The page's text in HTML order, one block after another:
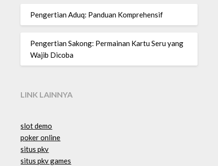
Pengertian Aduq: Panduan Komprehensif
Pengertian Sakong: Permainan Kartu Seru yang
Wajib Dicoba
LINK LAINNYA
slot demo
poker online
situs pkv
situs pkv games